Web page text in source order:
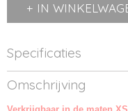
IN
Specificaties
Productcode
021019-580
Omschrijving